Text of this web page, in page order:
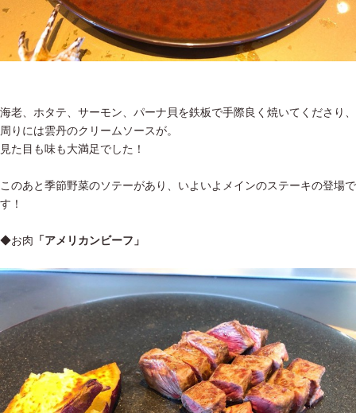
海老、ホタテ、サーモン、パーナ貝を鉄板で手際良く焼いてくださり、
周りには雲丹のクリームソースが。
見た目も味も大満足でした！
このあと季節野菜のソテーがあり、いよいよメインのステーキの登場で
す！
◆お肉 「アメリカンビーフ」